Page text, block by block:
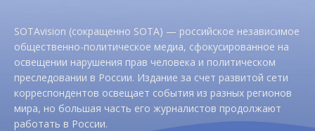
SOTAvision (сокращенно SOTA) — российское независимое
общественно-политическое медиа, сфокусированное на
освещении нарушения прав человека и политическом
преследовании в России. Издание за счет развитой сети
корреспондентов освещает события из разных регионов
мира, но большая часть его журналистов продолжают
работать в России.